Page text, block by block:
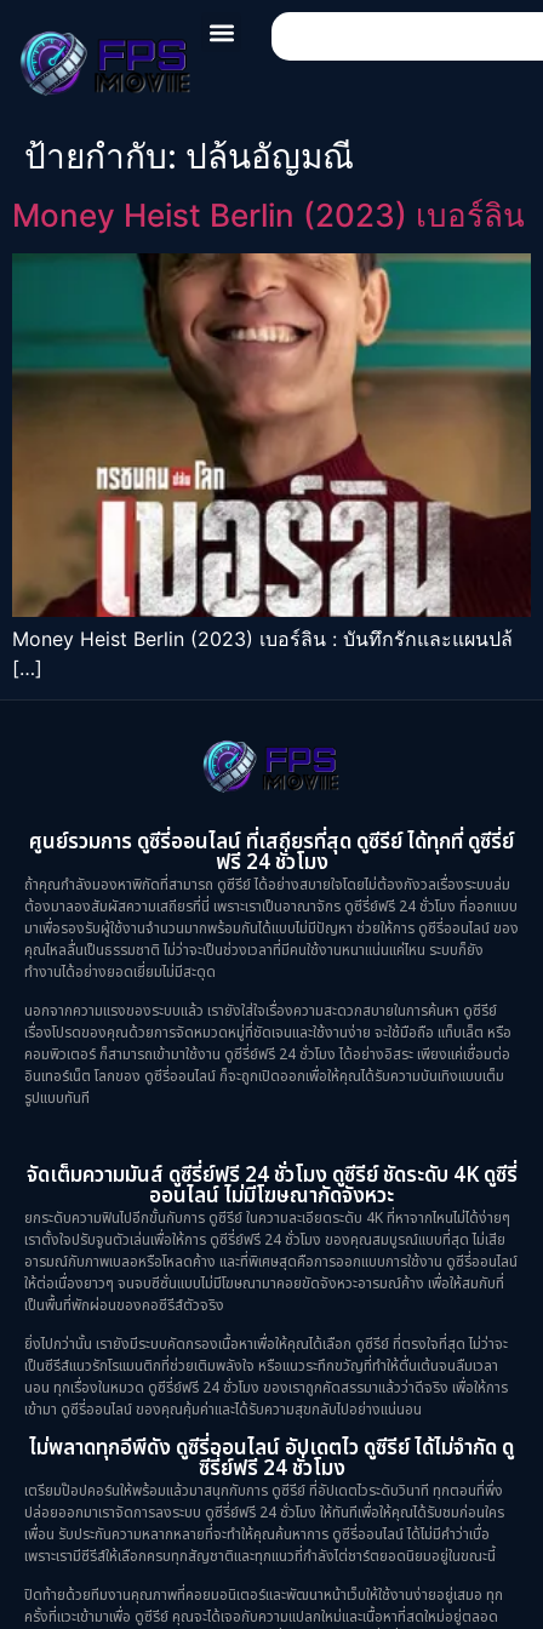
ป้ายกำกับ: ปล้นอัญมณี
Money Heist Berlin (2023) เบอร์ลิน
Money Heist Berlin (2023) เบอร์ลิน : บันทึกรักและแผนปล้
[…]
ศูนย์รวมการ ดูซีรี่ออนไลน์ ที่เสถียรที่สุด ดูซีรีย์ ได้ทุกที่ ดูซีรี่ย์
ฟรี 24 ชั่วโมง
ถ้าคุณกำลังมองหาพิกัดที่สามารถ ดูซีรีย์ ได้อย่างสบายใจโดยไม่ต้องกังวลเรื่องระบบล่ม
ต้องมาลองสัมผัสความเสถียรที่นี่ เพราะเราเป็นอาณาจักร ดูซีรี่ย์ฟรี 24 ชั่วโมง ที่ออกแบบ
มาเพื่อรองรับผู้ใช้งานจำนวนมากพร้อมกันได้แบบไม่มีปัญหา ช่วยให้การ ดูซีรี่ออนไลน์ ของ
คุณไหลลื่นเป็นธรรมชาติ ไม่ว่าจะเป็นช่วงเวลาที่มีคนใช้งานหนาแน่นแค่ไหน ระบบก็ยัง
ทำงานได้อย่างยอดเยี่ยมไม่มีสะดุด
นอกจากความแรงของระบบแล้ว เรายังใส่ใจเรื่องความสะดวกสบายในการค้นหา ดูซีรีย์
เรื่องโปรดของคุณด้วยการจัดหมวดหมู่ที่ชัดเจนและใช้งานง่าย จะใช้มือถือ แท็บเล็ต หรือ
คอมพิวเตอร์ ก็สามารถเข้ามาใช้งาน ดูซีรี่ย์ฟรี 24 ชั่วโมง ได้อย่างอิสระ เพียงแค่เชื่อมต่อ
อินเทอร์เน็ต โลกของ ดูซีรี่ออนไลน์ ก็จะถูกเปิดออกเพื่อให้คุณได้รับความบันเทิงแบบเต็ม
รูปแบบทันที
จัดเต็มความมันส์ ดูซีรี่ย์ฟรี 24 ชั่วโมง ดูซีรีย์ ชัดระดับ 4K ดูซีรี่
ออนไลน์ ไม่มีโฆษณากัดจังหวะ
ยกระดับความฟินไปอีกขั้นกับการ ดูซีรีย์ ในความละเอียดระดับ 4K ที่หาจากไหนไม่ได้ง่ายๆ
เราตั้งใจปรับจูนตัวเล่นเพื่อให้การ ดูซีรี่ย์ฟรี 24 ชั่วโมง ของคุณสมบูรณ์แบบที่สุด ไม่เสีย
อารมณ์กับภาพเบลอหรือโหลดค้าง และที่พิเศษสุดคือการออกแบบการใช้งาน ดูซีรี่ออนไลน์
ให้ต่อเนื่องยาวๆ จนจบซีซั่นแบบไม่มีโฆษณามาคอยขัดจังหวะอารมณ์ค้าง เพื่อให้สมกับที่
เป็นพื้นที่พักผ่อนของคอซีรีส์ตัวจริง
ยิ่งไปกว่านั้น เรายังมีระบบคัดกรองเนื้อหาเพื่อให้คุณได้เลือก ดูซีรีย์ ที่ตรงใจที่สุด ไม่ว่าจะ
เป็นซีรีส์แนวรักโรแมนติกที่ช่วยเติมพลังใจ หรือแนวระทึกขวัญที่ทำให้ตื่นเต้นจนลืมเวลา
นอน ทุกเรื่องในหมวด ดูซีรี่ย์ฟรี 24 ชั่วโมง ของเราถูกคัดสรรมาแล้วว่าดีจริง เพื่อให้การ
เข้ามา ดูซีรี่ออนไลน์ ของคุณคุ้มค่าและได้รับความสุขกลับไปอย่างแน่นอน
ไม่พลาดทุกอีพีดัง ดูซีรี่ออนไลน์ อัปเดตไว ดูซีรีย์ ได้ไม่จำกัด ดู
ซีรี่ย์ฟรี 24 ชั่วโมง
เตรียมป๊อปคอร์นให้พร้อมแล้วมาสนุกกับการ ดูซีรีย์ ที่อัปเดตไวระดับวินาที ทุกตอนที่พึ่ง
ปล่อยออกมาเราจัดการลงระบบ ดูซีรี่ย์ฟรี 24 ชั่วโมง ให้ทันทีเพื่อให้คุณได้รับชมก่อนใคร
เพื่อน รับประกันความหลากหลายที่จะทำให้คุณค้นหาการ ดูซีรี่ออนไลน์ ได้ไม่มีคำว่าเบื่อ
เพราะเรามีซีรีส์ให้เลือกครบทุกสัญชาติและทุกแนวที่กำลังไต่ชาร์ตยอดนิยมอยู่ในขณะนี้
ปิดท้ายด้วยทีมงานคุณภาพที่คอยมอนิเตอร์และพัฒนาหน้าเว็บให้ใช้งานง่ายอยู่เสมอ ทุก
ครั้งที่แวะเข้ามาเพื่อ ดูซีรีย์ คุณจะได้เจอกับความแปลกใหม่และเนื้อหาที่สดใหม่อยู่ตลอด